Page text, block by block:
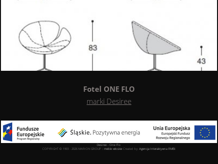
Fotel ONE FLO
marki Desiree
Desiree - One Flo
COPYRIGHT © 1993 - 2026 MARION GROUP ::meble włoskieCreated by:Agencja Interaktywna RMBi